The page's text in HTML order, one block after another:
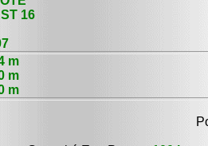
16
m
m
m